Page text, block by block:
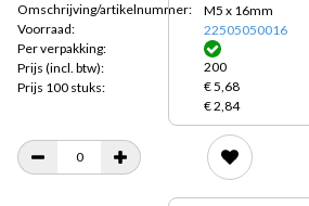
Omschrijving/artikelnummer:
Voorraad:
Per verpakking:
Prijs (incl. btw):
Prijs 100 stuks:
M5 x 16mm
22505050016
200
€ 5,68
€ 2,84